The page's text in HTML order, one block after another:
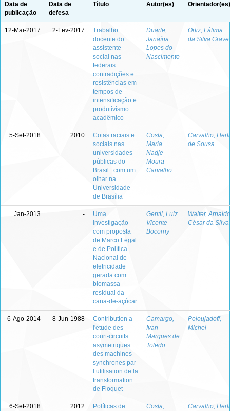
Data de
publicação
Data de
defesa
Título Autor(es) Orientador(es)
12-Mai-2017 2-Fev-2017
Trabalho
docente do
assistente
social nas
federais :
contradições e
resistências em
tempos de
intensificação e
produtivismo
acadêmico
Duarte,
Janaína
Lopes do
Nascimento
Ortiz, Fátima
da Silva Grave
5-Set-2018 2010
Cotas raciais e
sociais nas
universidades
públicas do
Brasil : com um
olhar na
Universidade
de Brasília
Costa,
Maria
Nadje
Moura
Carvalho
Carvalho, Herli
de Sousa
Jan-2013 -
Uma
investigação
com proposta
de Marco Legal
e de Política
Nacional de
eletricidade
gerada com
biomassa
residual da
cana-de-açúcar
Gentil, Luiz
Vicente
Bocorny
Walter, Arnaldo
César da Silva
6-Ago-2014 8-Jun-1988
Contribution a
l'etude des
court-circuits
asymetriques
des machines
synchrones par
l’utilisation de la
transformation
de Floquet
Camargo,
Ivan
Marques de
Toledo
Poloujadoff,
Michel
6-Set-2018 2012
Políticas de
Costa,
Carvalho, Herli